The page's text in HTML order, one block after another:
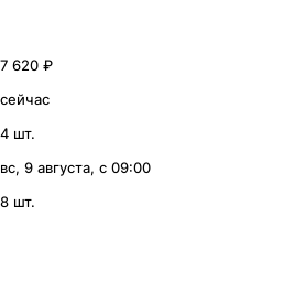
7 620 ₽
сейчас
4 шт.
вс, 9 августа, с 09:00
8 шт.